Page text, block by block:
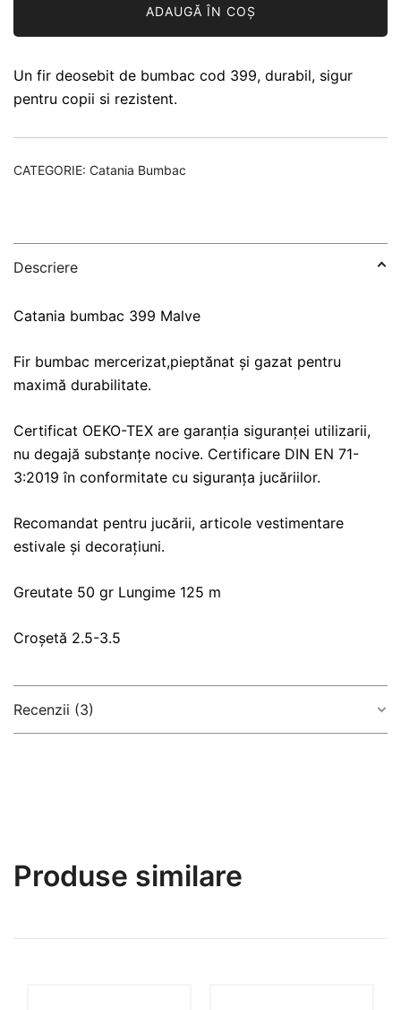
Malve
ADAUGĂ ÎN COȘ
Un fir deosebit de bumbac cod 399, durabil, sigur
pentru copii si rezistent.
CATEGORIE: Catania Bumbac
Descriere
Catania bumbac 399 Malve
Fir bumbac mercerizat,pieptănat și gazat pentru
maximă durabilitate.
Certificat OEKO-TEX are garanția siguranței utilizarii,
nu degajă substanțe nocive. Certificare DIN EN 71-
3:2019 în conformitate cu siguranța jucăriilor.
Recomandat pentru jucării, articole vestimentare
estivale și decorațiuni.
Greutate 50 gr Lungime 125 m
Croșetă 2.5-3.5
Recenzii (3)
5
Produse similare